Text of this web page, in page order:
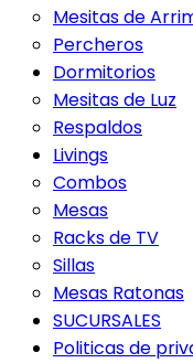
Mesitas de
Percheros
Dormitorios
Mesitas de Luz
Respaldos
Livings
Combos
Mesas
Racks de TV
Sillas
Mesas Ratonas
SUCURSALES
Politicas de